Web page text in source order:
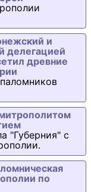
и
делегацией
древние
"Губерния" с
по